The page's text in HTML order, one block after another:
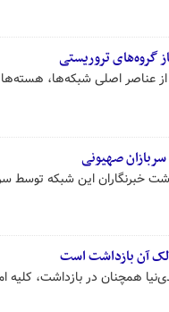
کل انتظامی کشور گفت:۴۸ نفر از عناصر
آن بازداشت است
همچنان در بازداشت، کلیه